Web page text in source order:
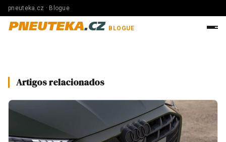
pneuteka.cz · Blogue
PNEUTEKA.CZ BLOGUE
Artigos relacionados